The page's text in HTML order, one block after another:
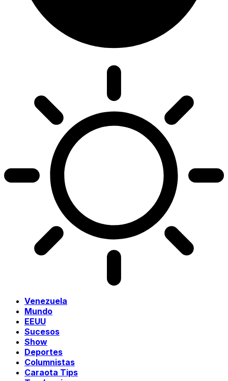
Venezuela
Mundo
EEUU
Sucesos
Show
Deportes
Columnistas
Caraota Tips